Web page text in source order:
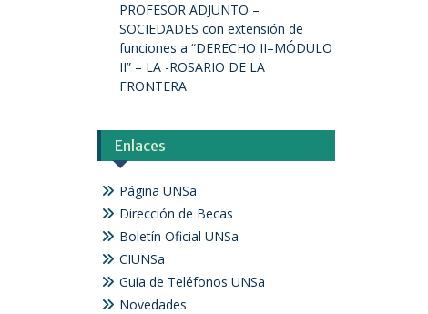
PROFESOR ADJUNTO –
SOCIEDADES con extensión de
funciones a “DERECHO II–MÓDULO
II” – LA -ROSARIO DE LA
FRONTERA
Enlaces
Página UNSa
Dirección de Becas
Boletín Oficial UNSa
CIUNSa
Guía de Teléfonos UNSa
Novedades